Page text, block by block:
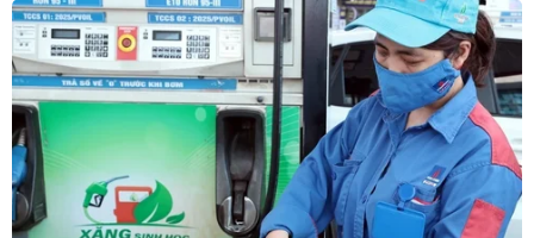
chuỗi cung ứng bán dẫn và ôtô Nhật
Bản
29/07/2026 14:37
Triệu hồi để kiểm tra sản phẩm xe
môtô Honda CB1000 Hornet
29/07/2026 07:19